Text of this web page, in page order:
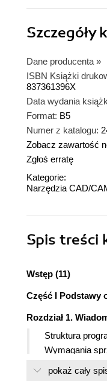
Szczegóły
Dane producenta »
ISBN Książki
837361396X
Data wydania
Format: B5
Numer z katalogu:
Zobacz zawartość
Zgłoś erratę
Kategorie:
Narzędzia CAD/
Spis treści
Wstęp (11)
Część I Podstawy
Rozdział 1.
Struktura
Wymagania
Instalacja
pokaż cały